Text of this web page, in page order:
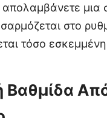
απολαμβάνετε
στο
τόσο
Βαθμίδα